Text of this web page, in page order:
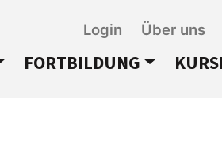
FORTBILDUNG
Login Über uns